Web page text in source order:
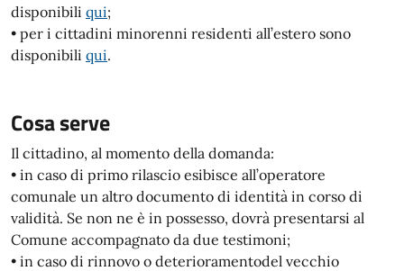
disponibili qui;
• per i cittadini minorenni residenti all’estero sono
disponibili qui.
Cosa serve
Il cittadino, al momento della domanda:
• in caso di primo rilascio esibisce all’operatore
comunale un altro documento di identità in corso di
validità. Se non ne è in possesso, dovrà presentarsi al
Comune accompagnato da due testimoni;
• in caso di rinnovo o deterioramentodel vecchio